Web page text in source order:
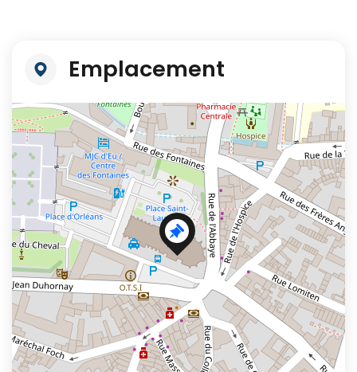
Emplacement
+
−